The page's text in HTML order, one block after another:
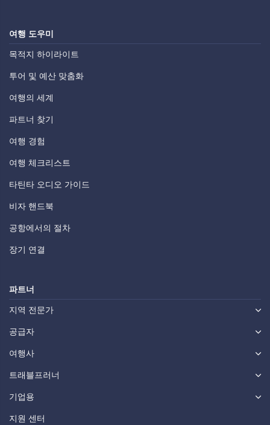
여행 도우미
목적지 하이라이트
투어 및 예산 맞춤화
여행의 세계
파트너 찾기
여행 경험
여행 체크리스트
타틴타 오디오 가이드
비자 핸드북
공항에서의 절차
장기 연결
파트너
지역 전문가
공급자
여행사
트래블프러너
기업용
지원 센터